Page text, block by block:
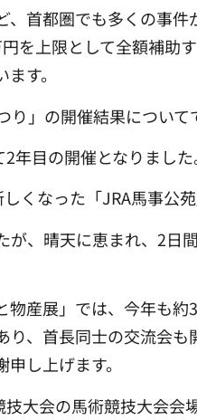
首都圏でも多くの事
を上限として全額補助
す。
」の開催結果について
年目の開催となりました
くなった「JRA馬事公
、晴天に恵まれ、2
産展」では、今年も
、首長同士の交流会
し上げます。
大会の馬術競技大会